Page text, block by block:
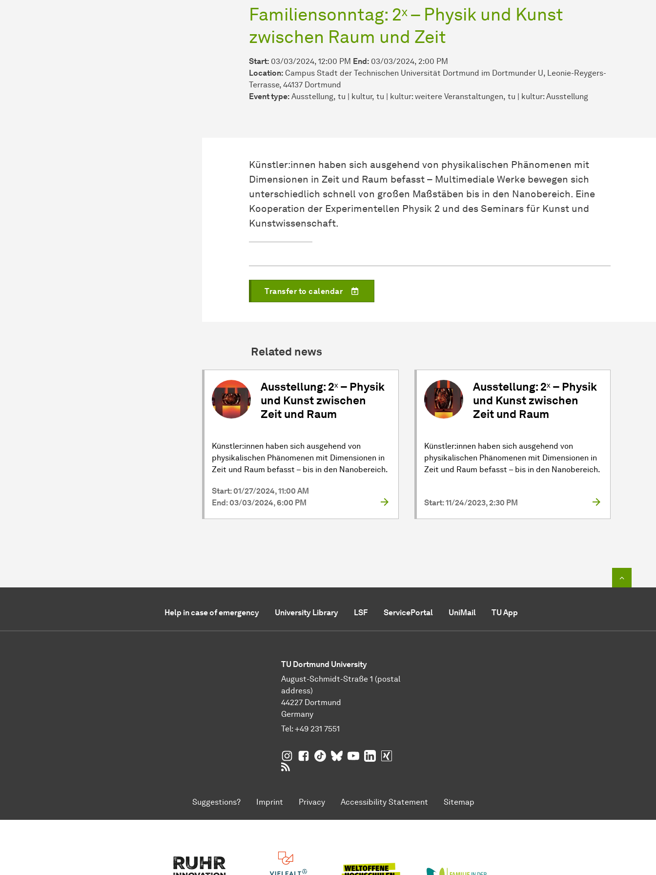
Familiensonntag: 2ˣ – Physik und Kunst
zwischen Raum und Zeit
Start: 03/03/2024, 12:00 PM End: 03/03/2024, 2:00 PM
Location: Campus Stadt der Technischen Universität Dortmund im Dortmunder U, Leonie-Reygers-
Terrasse, 44137 Dortmund
Event type: Ausstellung tu | kultur tu | kultur: weitere Veranstaltungen tu | kultur: Ausstellung
Künstler:innen haben sich ausgehend von physikalischen Phänomenen mit
Dimensionen in Zeit und Raum befasst – Multimediale Werke bewegen sich
unterschiedlich schnell von großen Maßstäben bis in den Nanobereich. Eine
Kooperation der Experimentellen Physik 2 und des Seminars für Kunst und
Kunstwissenschaft.
Transfer to calendar
Related news
Ausstellung: 2ˣ – Physik
und Kunst zwischen
Zeit und Raum
Künstler:innen haben sich ausgehend von
physikalischen Phänomenen mit Dimensionen in
Zeit und Raum befasst – bis in den Nanobereich.
Start: 01/27/2024, 11:00 AM
End: 03/03/2024, 6:00 PM
Ausstellung: 2ˣ – Physik
und Kunst zwischen
Zeit und Raum
Künstler:innen haben sich ausgehend von
physikalischen Phänomenen mit Dimensionen in
Zeit und Raum befasst – bis in den Nanobereich.
Start: 11/24/2023, 2:30 PM
Help in case of emergency University Library LSF ServicePortal UniMail TU App
TU Dortmund University
August-Schmidt-Straße 1 (postal
address)
44227 Dortmund
Germany
Tel: +49 231 7551
TU Dortmund University on Instagram
TU Dortmund University on Facebook
TU Dortmund University on TikTok
TU Dortmund University on BlueSky
TU Dortmund University on YouTube
TU Dortmund University on LinkedIn
Suggestions? Imprint Privacy Accessibility Statement
Sitemap